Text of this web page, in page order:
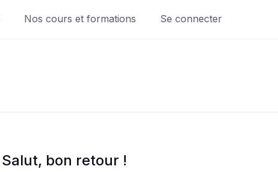
Nos cours et formations Se connecter
Salut, bon retour !